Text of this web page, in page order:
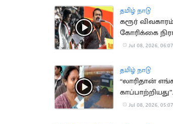
கட்டாயம்
தமிழ் நாடு
கரூர்
கோரிக்கை
Jul 08, 2026,
தமிழ் நாடு
“லாரிதான்
நிலச்சரிவில்
Jul 08, 2026,